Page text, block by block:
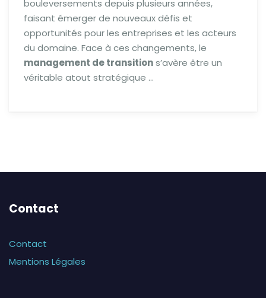
bouleversements depuis plusieurs années,
faisant émerger de nouveaux défis et
opportunités pour les entreprises et les acteurs
du domaine. Face à ces changements, le
management de transitions’avère être un
véritable atout stratégique …
Contact
Contact
Mentions Légales